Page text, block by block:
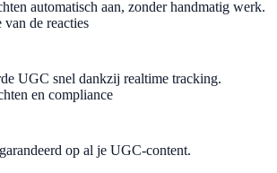
automatisch aan, zonder handmatig werk.
de reacties
UGC snel dankzij realtime tracking.
en compliance
op al je UGC-content.